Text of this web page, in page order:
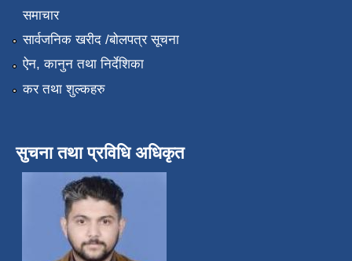
समाचार
सार्वजनिक खरीद /बोलपत्र सूचना
ऐन, कानुन तथा निर्देशिका
कर तथा शुल्कहरु
सुचना तथा प्रविधि अधिकृत